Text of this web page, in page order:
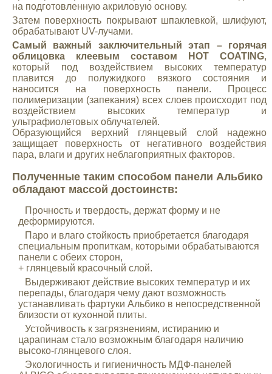
на подготовленную акриловую основу.
Затем поверхность покрывают шпаклевкой, шлифуют,
обрабатывают UV-лучами.
Самый важный заключительный этап – горячая
облицовка клеевым составом HOT COATING,
который под воздействием высоких температур
плавится до полужидкого вязкого состояния и
наносится на поверхность панели. Процесс
полимеризации (запекания) всех слоев происходит под
воздействием высоких температур и
ультрафиолетовых облучателей.
Образующийся верхний глянцевый слой надежно
защищает поверхность от негативного воздействия
пара, влаги и других неблагоприятных факторов.
Полученные таким способом панели Альбико
обладают массой достоинств:
Прочность и твердость, держат форму и не
деформируются.
Паро и влаго стойкость приобретается благодаря
специальным пропиткам, которыми обрабатываются
панели с обеих сторон,
+ глянцевый красочный слой.
Выдерживают действие высоких температур и их
перепады, благодаря чему дают возможность
устанавливать фартуки Альбико в непосредственной
близости от кухонной плиты.
Устойчивость к загрязнениям, истиранию и
царапинам стало возможным благодаря наличию
высоко-глянцевого слоя.
Экологичность и гигиеничность МДФ-панелей